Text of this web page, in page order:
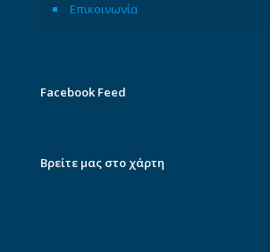
Επικοινωνία
Facebook Feed
Βρείτε μας στο χάρτη